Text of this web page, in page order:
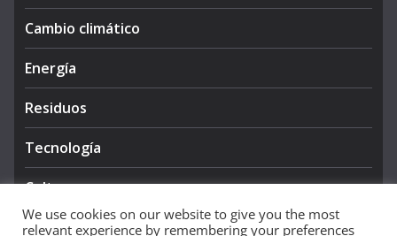
Cambio climático
Energía
Residuos
Tecnología
Cultura
We use cookies on our website to give you the most
relevant experience by remembering your preferences